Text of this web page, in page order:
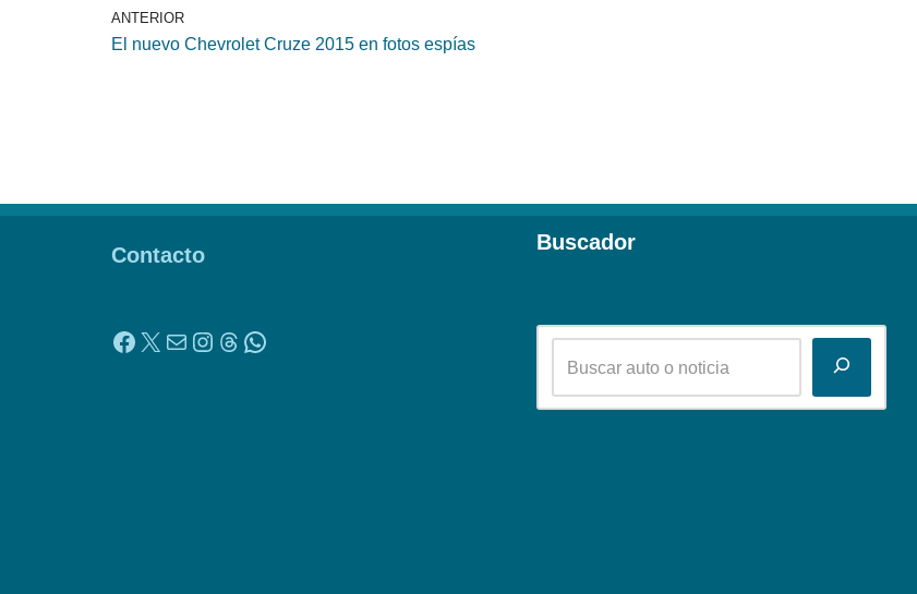
ANTERIOR
El nuevo Chevrolet Cruze 2015 en fotos espías
Contacto
Buscador